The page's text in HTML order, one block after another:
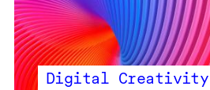
Digital Creativity